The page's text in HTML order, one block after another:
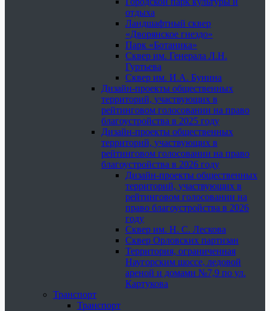
отдыха
Ландшафтный сквер
«Дворянское гнездо»
Парк «Ботаника»
Сквер им. Генерала Л.Н.
Гуртьева
Сквер им. И.А. Бунина
Дизайн-проекты общественных
территорий, участвующих в
рейтинговом голосовании на право
благоустройства в 2025 году
Дизайн-проекты общественных
территорий, участвующих в
рейтинговом голосовании на право
благоустройства в 2026 году
Дизайн-проекты общественных
территорий, участвующих в
рейтинговом голосовании на
право благоустройства в 2026
году
Сквер им. Н. С. Лескова
Сквер Орловских партизан
Территория, ограниченная
Наугорским шоссе, ледовой
ареной и домами №7,9 по ул.
Картукова
Транспорт
Транспорт